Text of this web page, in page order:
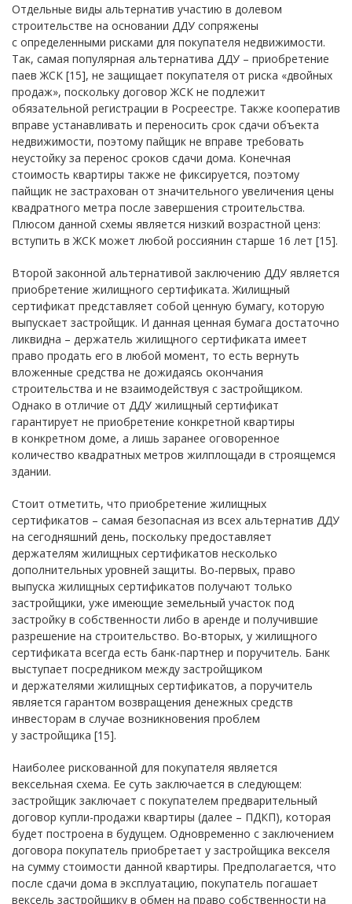
Отдельные виды альтернатив участию в долевом
строительстве на основании ДДУ сопряжены
с определенными рисками для покупателя недвижимости.
Так, самая популярная альтернатива ДДУ – приобретение
паев ЖСК [15], не защищает покупателя от риска «двойных
продаж», поскольку договор ЖСК не подлежит
обязательной регистрации в Росреестре. Также кооператив
вправе устанавливать и переносить срок сдачи объекта
недвижимости, поэтому пайщик не вправе требовать
неустойку за перенос сроков сдачи дома. Конечная
стоимость квартиры также не фиксируется, поэтому
пайщик не застрахован от значительного увеличения цены
квадратного метра после завершения строительства.
Плюсом данной схемы является низкий возрастной ценз:
вступить в ЖСК может любой россиянин старше 16 лет [15].
Второй законной альтернативой заключению ДДУ является
приобретение жилищного сертификата. Жилищный
сертификат представляет собой ценную бумагу, которую
выпускает застройщик. И данная ценная бумага достаточно
ликвидна – держатель жилищного сертификата имеет
право продать его в любой момент, то есть вернуть
вложенные средства не дожидаясь окончания
строительства и не взаимодействуя с застройщиком.
Однако в отличие от ДДУ жилищный сертификат
гарантирует не приобретение конкретной квартиры
в конкретном доме, а лишь заранее оговоренное
количество квадратных метров жилплощади в строящемся
здании.
Стоит отметить, что приобретение жилищных
сертификатов – самая безопасная из всех альтернатив ДДУ
на сегодняшний день, поскольку предоставляет
держателям жилищных сертификатов несколько
дополнительных уровней защиты. Во-первых, право
выпуска жилищных сертификатов получают только
застройщики, уже имеющие земельный участок под
застройку в собственности либо в аренде и получившие
разрешение на строительство. Во-вторых, у жилищного
сертификата всегда есть банк-партнер и поручитель. Банк
выступает посредником между застройщиком
и держателями жилищных сертификатов, а поручитель
является гарантом возвращения денежных средств
инвесторам в случае возникновения проблем
у застройщика [15].
Наиболее рискованной для покупателя является
вексельная схема. Ее суть заключается в следующем:
застройщик заключает с покупателем предварительный
договор купли-продажи квартиры (далее – ПДКП), которая
будет построена в будущем. Одновременно с заключением
договора покупатель приобретает у застройщика векселя
на сумму стоимости данной квартиры. Предполагается, что
после сдачи дома в эксплуатацию, покупатель погашает
вексель застройщику в обмен на право собственности на